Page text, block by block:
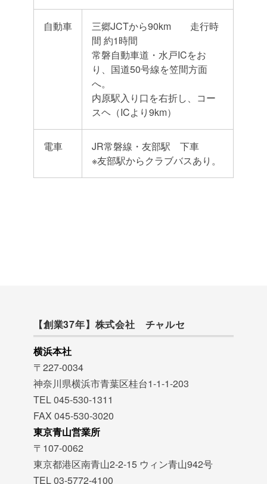
自動車
三郷JCTから90km 走行時
間 約1時間
常磐自動車道・水戸ICをお
り、国道50号線を笠間方面
へ。
内原駅入り口を右折し、コー
スヘ（ICより9km）
電車
JR常磐線・友部駅 下車
※友部駅からクラブバスあり。
【創業37年】株式会社 チャルセ
横浜本社
〒227-0034
神奈川県横浜市青葉区桂台1-1-1-203
TEL 045-530-1311
FAX 045-530-3020
東京青山営業所
〒107-0062
東京都港区南青山2-2-15 ウィン青山942号
TEL 03-5772-4100